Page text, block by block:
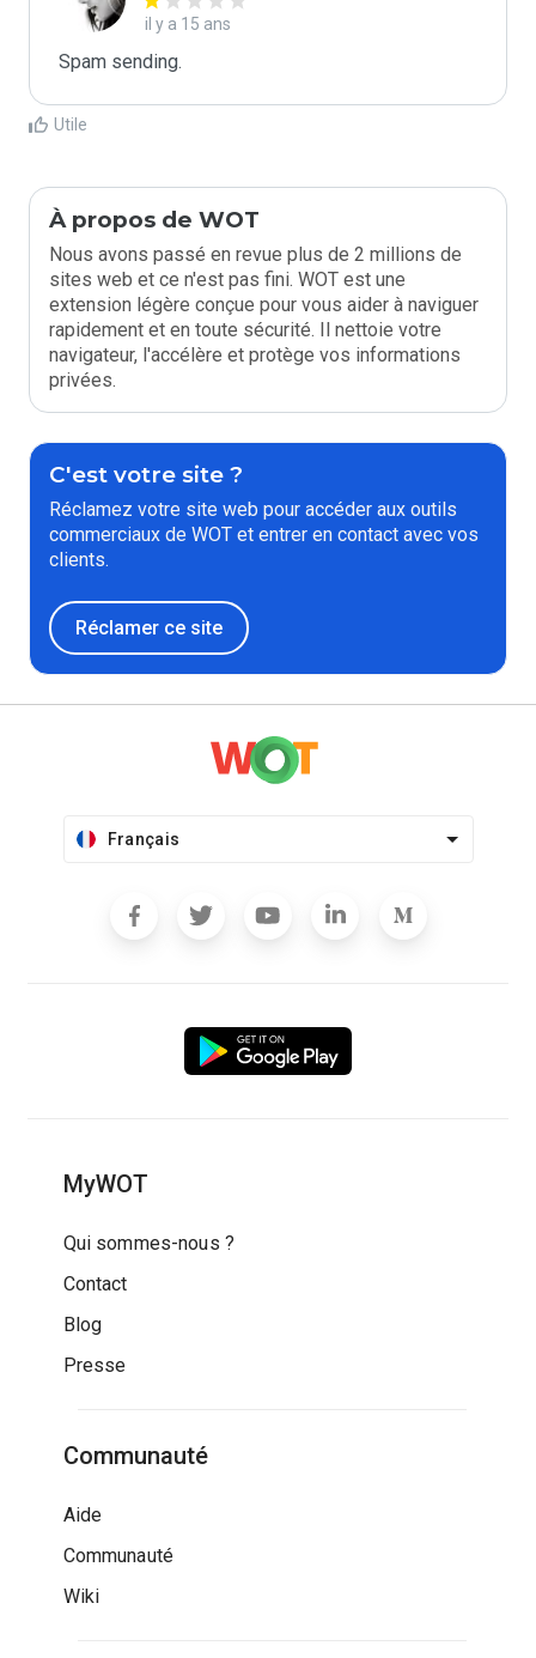
il y a 15 ans
Spam sending.
Utile
À propos de WOT
Nous avons passé en revue plus de 2 millions de
sites web et ce n'est pas fini. WOT est une
extension légère conçue pour vous aider à naviguer
rapidement et en toute sécurité. Il nettoie votre
navigateur, l'accélère et protège vos informations
privées.
C'est votre site ?
Réclamez votre site web pour accéder aux outils
commerciaux de WOT et entrer en contact avec vos
clients.
Réclamer ce site
Français
MyWOT
Qui sommes-nous ?
Contact
Blog
Presse
Communauté
Aide
Communauté
Wiki